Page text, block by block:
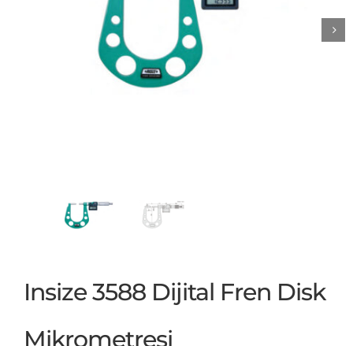
Insize 3588 Dijital Fren Disk
Mikrometresi